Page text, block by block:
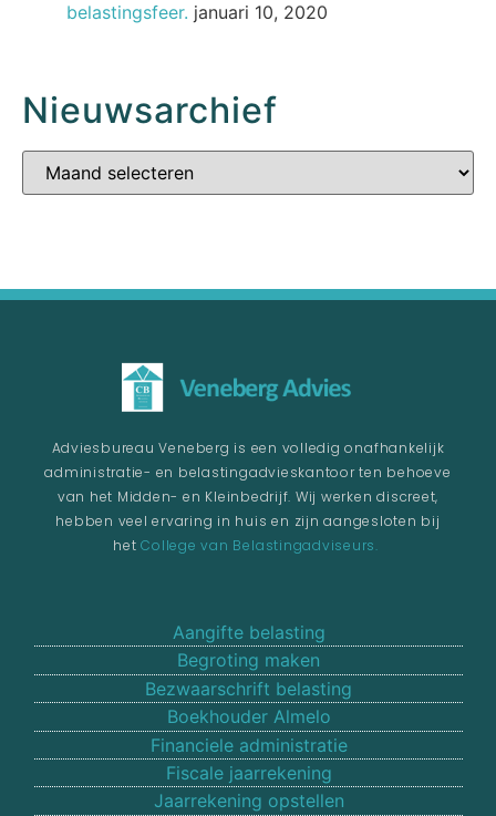
belastingsfeer. januari 10, 2020
Nieuwsarchief
Adviesbureau Veneberg is een volledig onafhankelijk
administratie- en belastingadvieskantoor ten behoeve
van het Midden- en Kleinbedrijf. Wij werken discreet,
hebben veel ervaring in huis en zijn aangesloten bij
hetCollege van Belastingadviseurs.
Aangifte belasting
Begroting maken
Bezwaarschrift belasting
Boekhouder Almelo
Financiele administratie
Fiscale jaarrekening
Jaarrekening opstellen